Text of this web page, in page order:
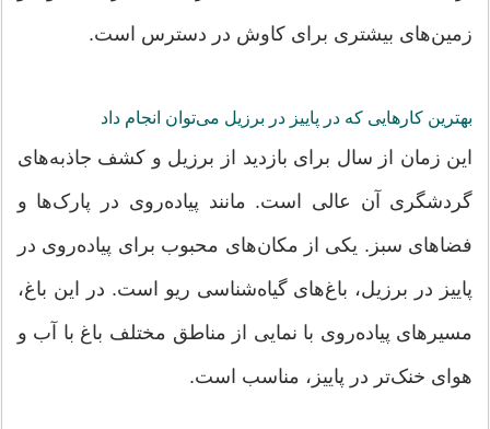
زمین‌های بیشتری برای کاوش در دسترس است.
بهترین کارهایی که در پاییز در برزیل می‌توان انجام داد
این زمان از سال برای بازدید از برزیل و کشف جاذبه‌های
گردشگری آن عالی است. مانند پیاده‌روی در پارک‌ها و
فضاهای سبز. یکی از مکان‌های محبوب برای پیاده‌روی در
پاییز در برزیل، باغ‌های گیاه‌شناسی ریو است. در این باغ،
مسیرهای پیاده‌روی با نمایی از مناطق مختلف باغ با آب و
هوای خنک‌تر در پاییز، مناسب است.